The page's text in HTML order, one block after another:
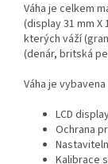
Váha je celkem
(display 31 mm
kterých váží
(denár, britská
Váha je
LCD
Ochrana
Kalibrace